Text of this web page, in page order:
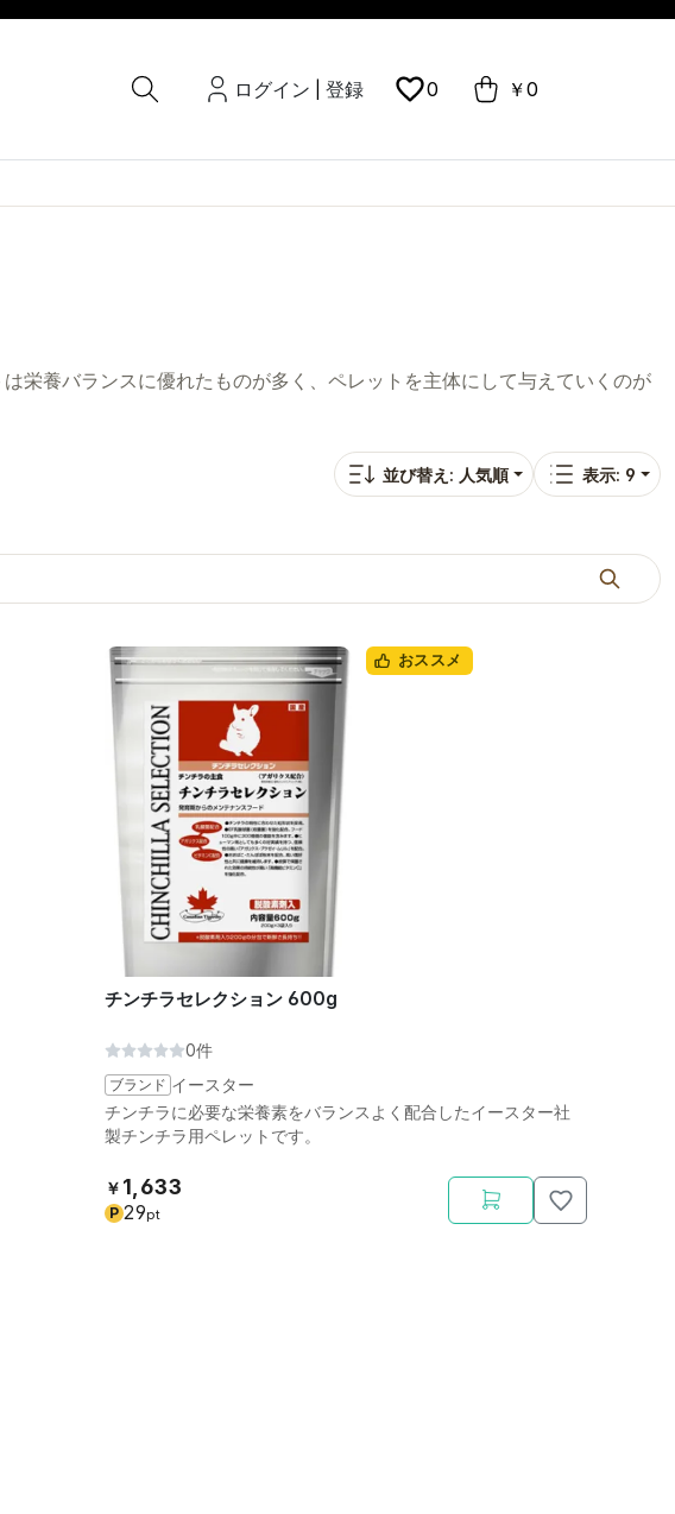
ログイン 登録 0 ￥0
栄養バランスに優れたものが多く、ペレットを主体にして与えていくのが
並び替え: 人気順 表示: 9
おススメ
チンチラセレクション 600g
0件
ブランド イースター
チンチラに必要な栄養素をバランスよく配合したイースター社
製チンチラ用ペレットです。
￥ 1,633
P 29pt